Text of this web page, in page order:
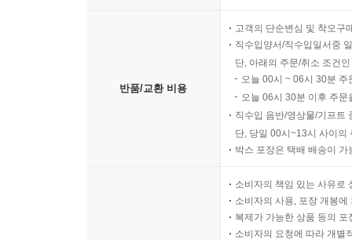
반품/교환 비용
고객의 단순변심 및 착오구
직수입양서/직수입일서중
단, 아래의 주문/취소 조건
오늘 00시 ~ 06시 30분
오늘 06시 30분 이후 주
직수입 음반/영상물/기프트
단, 당일 00시~13시 사이의
박스 포장은 택배 배송이
소비자의 책임 있는 사유로
소비자의 사용, 포장 개봉
복제가 가능한 상품 등의
소비자의 요청에 따라 개별